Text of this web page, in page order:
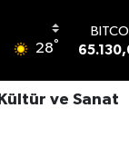
28°
Kültür ve Sanat